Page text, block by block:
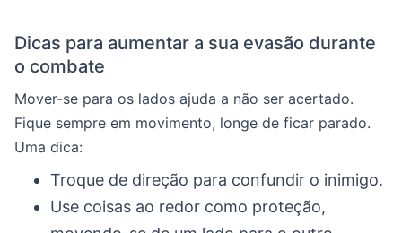
Dicas para aumentar a sua evasão durante
o combate
Mover-se para os lados ajuda a não ser acertado.
Fique sempre em movimento, longe de ficar parado.
Uma dica:
Troque de direção para confundir o inimigo.
Use coisas ao redor como proteção,